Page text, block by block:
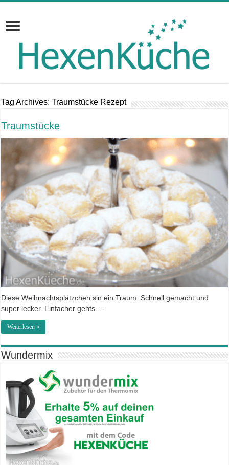
Tag Archives:Traumstücke Rezept
Traumstücke
Diese Weihnachtsplätzchen sin ein Traum. Schnell gemacht und
super lecker. Einfacher gehts …
Weiterlesen »
Wundermix